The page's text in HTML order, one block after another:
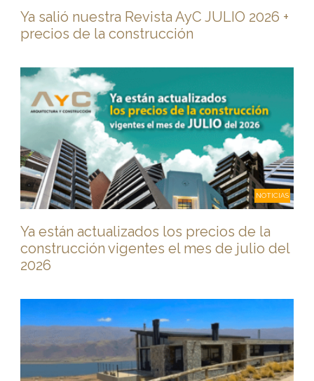
Ya salió nuestra Revista AyC JULIO 2026 +
precios de la construcción
NOTICIAS
Ya están actualizados los precios de la
construcción vigentes el mes de julio del
2026